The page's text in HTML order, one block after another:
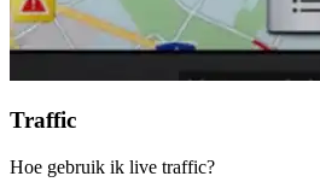
Traffic
Hoe gebruik ik live traffic?